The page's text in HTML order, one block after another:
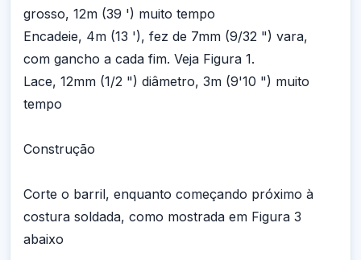
grosso, 12m (39 ') muito tempo
Encadeie, 4m (13 '), fez de 7mm (9/32 ") vara,
com gancho a cada fim. Veja Figura 1.
Lace, 12mm (1/2 ") diâmetro, 3m (9'10 ") muito
tempo
Construção
Corte o barril, enquanto começando próximo à
costura soldada, como mostrada em Figura 3
abaixo